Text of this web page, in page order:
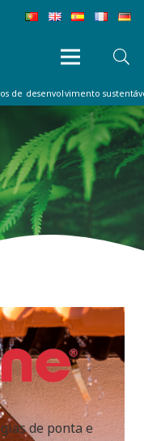
de desenvolvimento
de ponta e